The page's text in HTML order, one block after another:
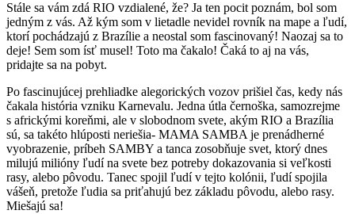
Stále sa vám zdá RIO vzdialené, že? Ja ten pocit poznám, bol som
jedným z vás. Až kým som v lietadle nevidel rovník na mape a ľudí,
ktorí pochádzajú z Brazílie a neostal som fascinovaný! Naozaj sa to
deje! Sem som ísť musel! Toto ma čakalo! Čaká to aj na vás,
pridajte sa na pobyt.
Po fascinujúcej prehliadke alegorických vozov prišiel čas, kedy nás
čakala história vzniku Karnevalu. Jedna útla černoška, samozrejme
s africkými koreňmi, ale v slobodnom svete, akým RIO a Brazília
sú, sa takéto hlúposti neriešia- MAMA SAMBA je prenádherné
vyobrazenie, príbeh SAMBY a tanca zosobňuje svet, ktorý dnes
milujú milióny ľudí na svete bez potreby dokazovania si veľkosti
rasy, alebo pôvodu. Tanec spojil ľudí v tejto kolónii, ľudí spojila
vášeň, pretože ľudia sa priťahujú bez základu pôvodu, alebo rasy.
Miešajú sa!